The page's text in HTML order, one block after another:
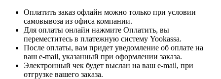
Оплатить заказ офлайн можно только при условии
самовывоза из офиса компании.
Для оплаты онлайн нажмите Оплатить, вы
переместитесь в платежную систему Yookassa.
После оплаты, вам придет уведомление об оплате на
ваш e-mail, указанный при оформлении заказа.
Электронный чек будет выслан на ваш e-mail, при
отгрузке вашего заказа.